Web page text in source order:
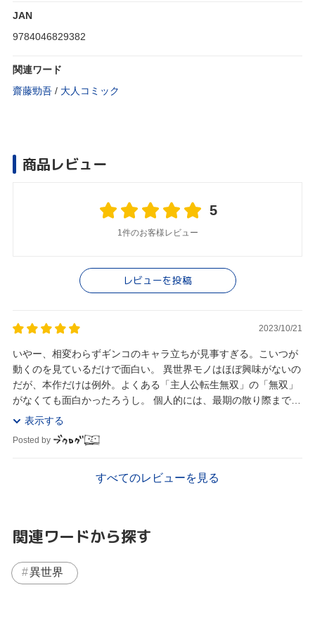
JAN
9784046829382
関連ワード
齋藤勁吾 / 大人コミック
商品レビュー
5
1件のお客様レビュー
レビューを投稿
2023/10/21
いやー、相変わらずギンコのキャラ立ちが見事すぎる。こいつが
動くのを見ているだけで面白い。 異世界モノはほぼ興味がないの
だが、本作だけは例外。よくある「主人公転生無双」の「無双」
がなくても面白かったろうし。 個人的には、最期の散り際まで描
いてほしいところ。 あと作者の一枚絵の密度が...
表示する
Posted by
すべてのレビューを見る
関連ワードから探す
異世界